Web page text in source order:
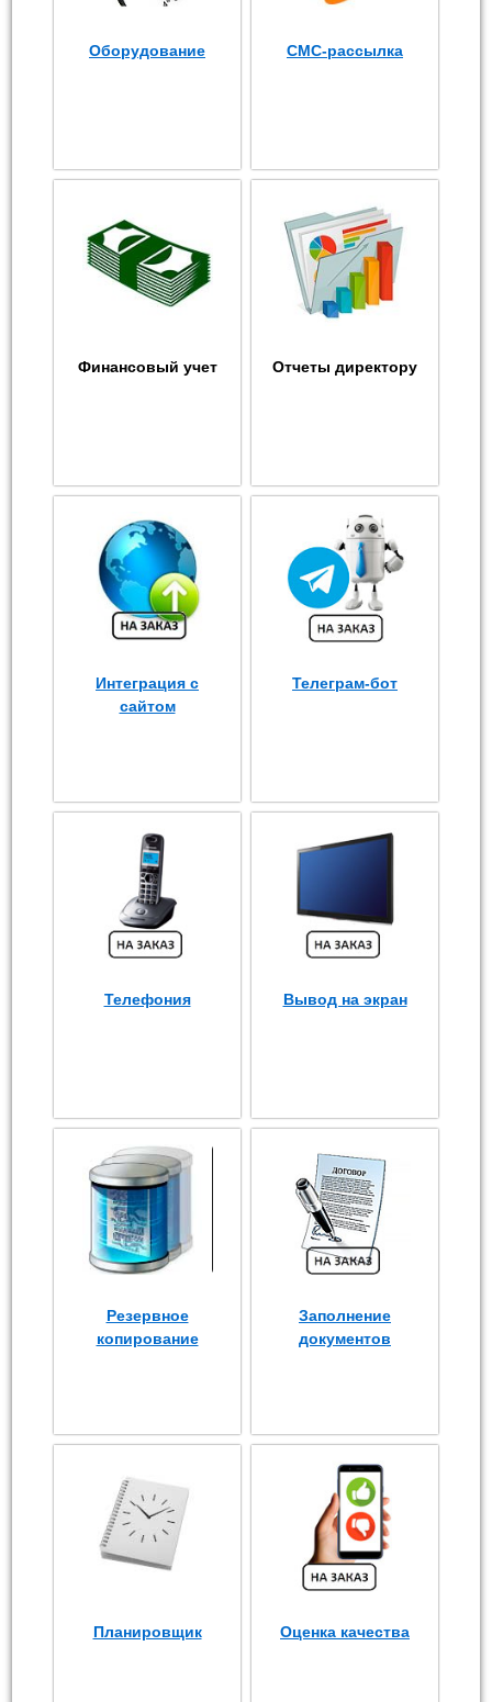
Оборудование СМС-рассылка
Финансовый учет Отчеты директору
Интеграция с
сайтом
Телеграм-бот
Телефония Вывод на экран
Резервное
копирование
Заполнение
документов
Планировщик Оценка качества